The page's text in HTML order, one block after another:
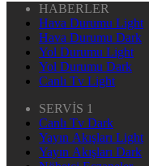
HABERLER
Hava Durumu Light
Hava Durumu Dark
Yol Durumu Light
Yol Durumu Dark
Canlı Tv Light
SERVİS 1
Canlı Tv Dark
Yayın Akışları Light
Yayın Akışları Dark